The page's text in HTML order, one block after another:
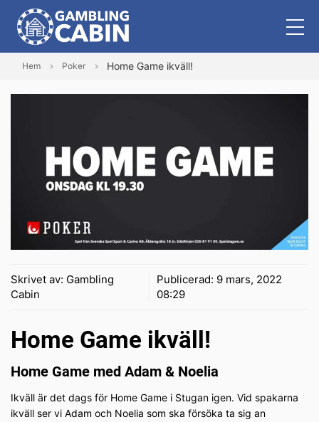
Hem Poker Home Game ikväll!
Skrivet av: Gambling
Cabin
Publicerad: 9 mars, 2022
08:29
Home Game ikväll!
Home Game med Adam & Noelia
Ikväll är det dags för Home Game i Stugan igen. Vid spakarna
ikväll ser vi Adam och Noelia som ska försöka ta sig an